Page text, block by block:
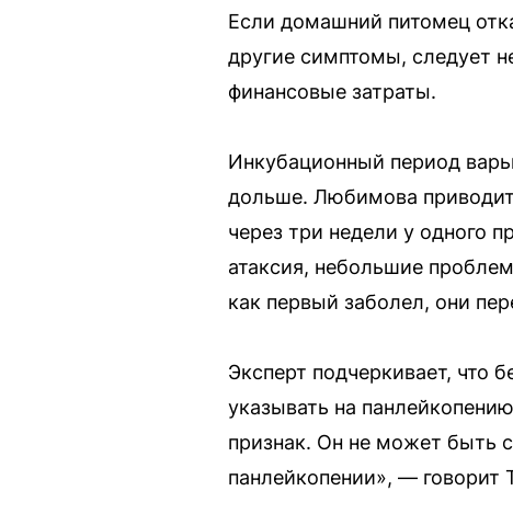
Если домашний питомец
другие симптомы, следует
финансовые затраты.
Инкубационный период
дольше. Любимова
через три недели у одного
атаксия, небольшие
как первый заболел, они
Эксперт подчеркивает, что
указывать на
признак. Он не может быть
панлейкопении», — говорит